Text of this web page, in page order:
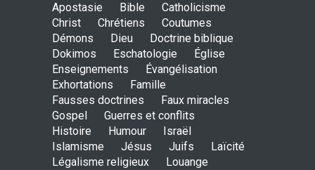
27 Avril 2026 02:55
Avant la fondation du
monde : la pensée de la
croix
AMOUR 8 Février 2026 20:10
Apostasie Bible
Catholicisme
Christ
Chrétiens
Coutumes
Démons
Dieu
Doctrine biblique
Dokimos
Eschatologie
Église
Enseignements
Évangélisation
Exhortations
Famille
Fausses doctrines
Faux miracles
Gospel
Guerres et conflits
Histoire
Humour
Israël
Islamisme
Jésus Juifs
Laïcité
Légalisme religieux
Louange